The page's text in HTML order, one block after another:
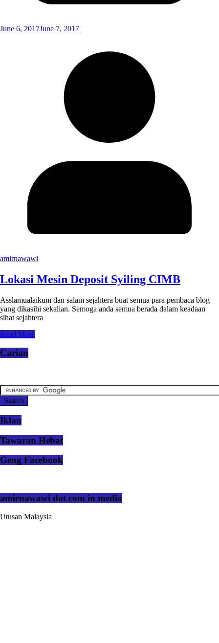
June 6, 2017June 7, 2017
amirnawawi
Lokasi Mesin Deposit Syiling CIMB
Asslamualaikum dan salam sejahtera buat semua para pembaca blog
yang dikasihi sekalian. Semoga anda semua berada dalam keadaan
sihat sejahtera
Read More
Carian
Iklan
Tawaran Hebat
Geng Facebook
amirnawawi dot com in media
Utusan Malaysia